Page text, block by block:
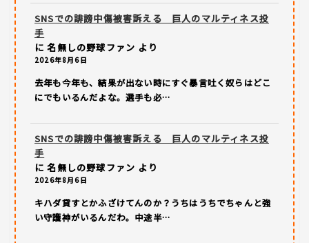
SNSでの誹謗中傷被害訴える 巨人のマルティネス投
手
に名無しの野球ファン より
2026年8月6日
去年も今年も、結果が出ない時にすぐ暴言吐く奴らはどこ
にでもいるんだよな。選手も必…
SNSでの誹謗中傷被害訴える 巨人のマルティネス投
手
に名無しの野球ファン より
2026年8月6日
キハダ貸すとかふざけてんのか？うちはうちでちゃんと強
い守護神がいるんだわ。中途半…